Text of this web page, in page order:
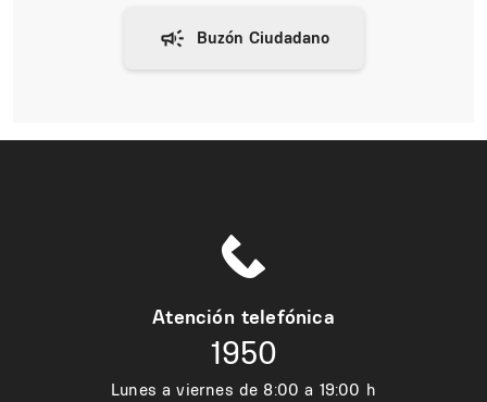
Atención telefónica
1950
Lunes a viernes de 8:00 a 19:00 h